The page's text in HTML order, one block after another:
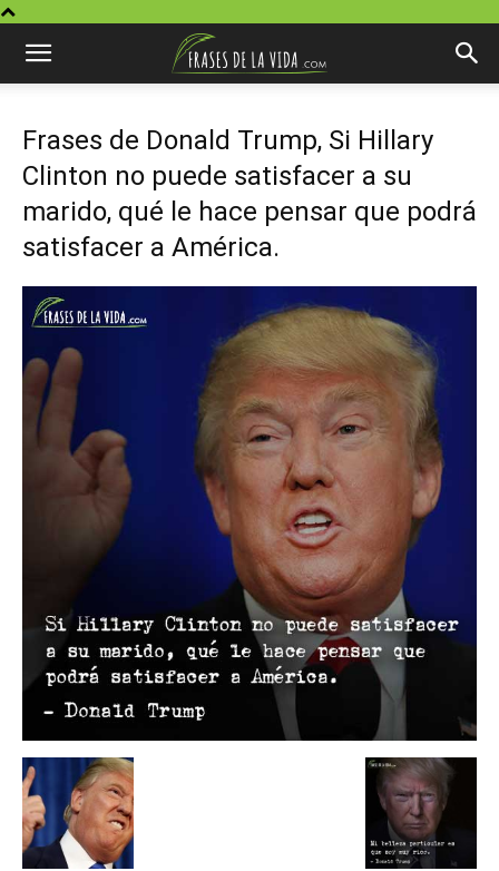
Frases de Donald Trump, Si Hillary
Clinton no puede satisfacer a su
marido, qué le hace pensar que podrá
satisfacer a América.